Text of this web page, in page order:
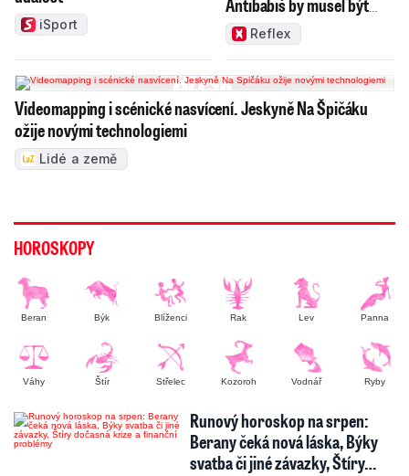
iSport
Antibabiš by musel být
jako Spider-Man
Reflex
Videomapping i scénické nasvícení. Jeskyně Na Špičáku
ožije novými technologiemi
Lidé a země
HOROSKOPY
Beran Býk Blíženci Rak Lev Panna
Váhy Štír Střelec Kozoroh Vodnář Ryby
Runový horoskop na srpen:
Berany čeká nová láska, Býky
svatba či jiné závazky, Štíry…